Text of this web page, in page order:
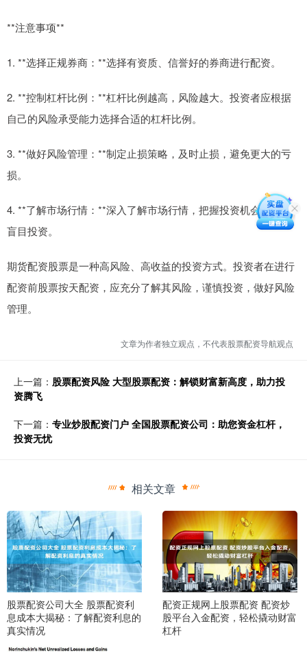
**注意事项**
1. **选择正规券商：**选择有资质、信誉好的券商进行配资。
2. **控制杠杆比例：**杠杆比例越高，风险越大。投资者应根据
自己的风险承受能力选择合适的杠杆比例。
3. **做好风险管理：**制定止损策略，及时止损，避免更大的亏
损。
4. **了解市场行情：**深入了解市场行情，把握投资机会，避免
盲目投资。
期货配资股票是一种高风险、高收益的投资方式。投资者在进行
配资前股票按天配资，应充分了解其风险，谨慎投资，做好风险
管理。
文章为作者独立观点，不代表股票配资导航观点
上一篇： 股票配资风险 大型股票配资：解锁财富新高度，助力投
资腾飞
下一篇： 专业炒股配资门户 全国股票配资公司：助您资金杠杆，
投资无忧
相关文章
股票配资公司大全 股票配资利
息成本大揭秘：了解配资利息的
真实情况
配资正规网上股票配资 配资炒
股平台入金配资，轻松撬动财富
杠杆